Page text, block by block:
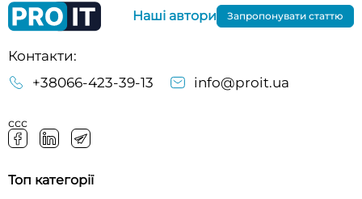
Контакти:
+38066-423-39-13
info@proit.ua
ссс
Наші автори Запропонувати статтю
Топ категорії